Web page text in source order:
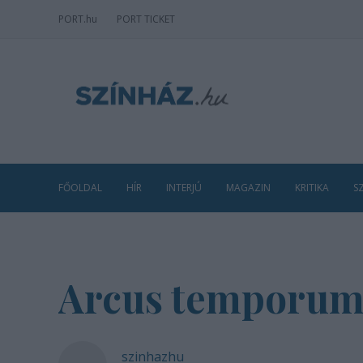
PORT.hu PORT TICKET
FŐOLDAL HÍR INTERJÚ MAGAZIN KRITIKA
Arcus
szinhazhu